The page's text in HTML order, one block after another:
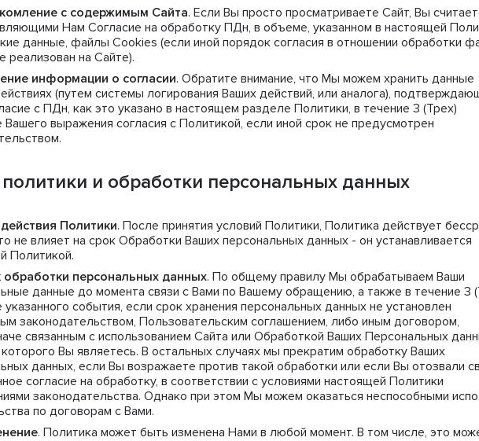
с содержимым Сайта. Если Вы просто просматриваете Сайт, Вы
Нам Согласие на обработку ПДн, в объеме, указанном в настоящей
данные, файлы Cookies (если иной порядок согласия в отношении обработки
реализован на Сайте).
информации о согласии. Обратите внимание, что Мы можем хранить данные
(путем системы логирования Ваших действий, или аналога),
с ПДн, как это указано в настоящем разделе Политики, в течение 3 (Трех)
Вашего выражения согласия с Политикой, если иной срок не предусмотрен
и обработки персональных данных
Политики. После принятия условий Политики, Политика действует
не влияет на срок Обработки Ваших персональных данных - он устанавливается
Политикой.
обработки персональных данных. По общему правилу Мы обрабатываем Ваши
данные до момента связи с Вами по Вашему обращению, а также в течение 3
указанного события, если срок хранения персональных данных не установлен
законодательством, Пользовательским соглашением, либо иным договором,
связанным с использованием Сайта или Обработкой Ваших Персональных
Вы являетесь. В остальных случаях мы прекратим обработку Ваших
данных, если Вы возражаете против такой обработки или если Вы отозвали
согласие на обработку, в соответствии с условиями настоящей Политики
законодательства. Однако при этом Мы можем оказаться неспособными
по договорам с Вами.
. Политика может быть изменена Нами в любой момент. В том числе, это